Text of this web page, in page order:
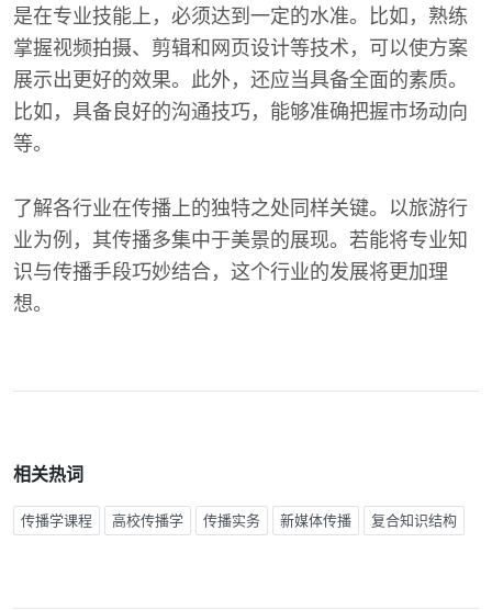
是在专业技能上，必须达到一定的水准。比如，熟练
掌握视频拍摄、剪辑和网页设计等技术，可以使方案
展示出更好的效果。此外，还应当具备全面的素质。
比如，具备良好的沟通技巧，能够准确把握市场动向
等。
了解各行业在传播上的独特之处同样关键。以旅游行
业为例，其传播多集中于美景的展现。若能将专业知
识与传播手段巧妙结合，这个行业的发展将更加理
想。
相关热词
传播学课程 高校传播学 传播实务 新媒体传播 复合知识结构